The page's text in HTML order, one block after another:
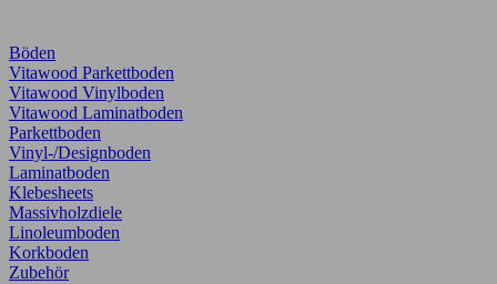
Böden
Vitawood Parkettboden
Vitawood Vinylboden
Vitawood Laminatboden
Parkettboden
Vinyl-/Designboden
Laminatboden
Klebesheets
Massivholzdiele
Linoleumboden
Korkboden
Zubehör